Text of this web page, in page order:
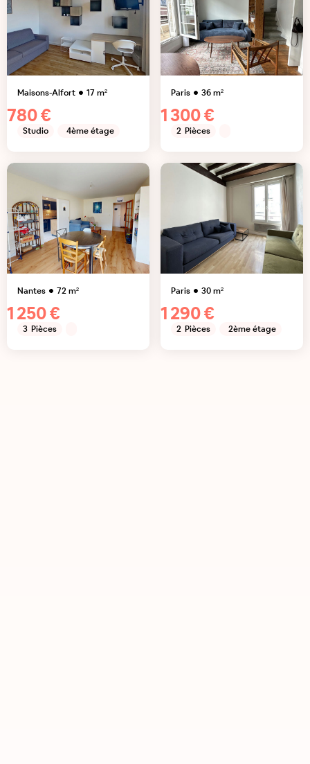
Maisons-Alfort 17m²
780 €
Studio 4ème étage
Paris 36m²
1 300 €
2 Pièces
Nantes 72m²
1 250 €
3 Pièces
Paris 30m²
1 290 €
2 Pièces 2ème étage